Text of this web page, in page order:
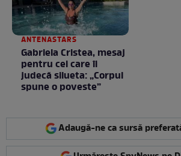
ANTENASTARS
Gabriela Cristea, mesaj
pentru cei care îi
judecă silueta: „Corpul
spune o poveste”
Adaugă-ne ca sursă